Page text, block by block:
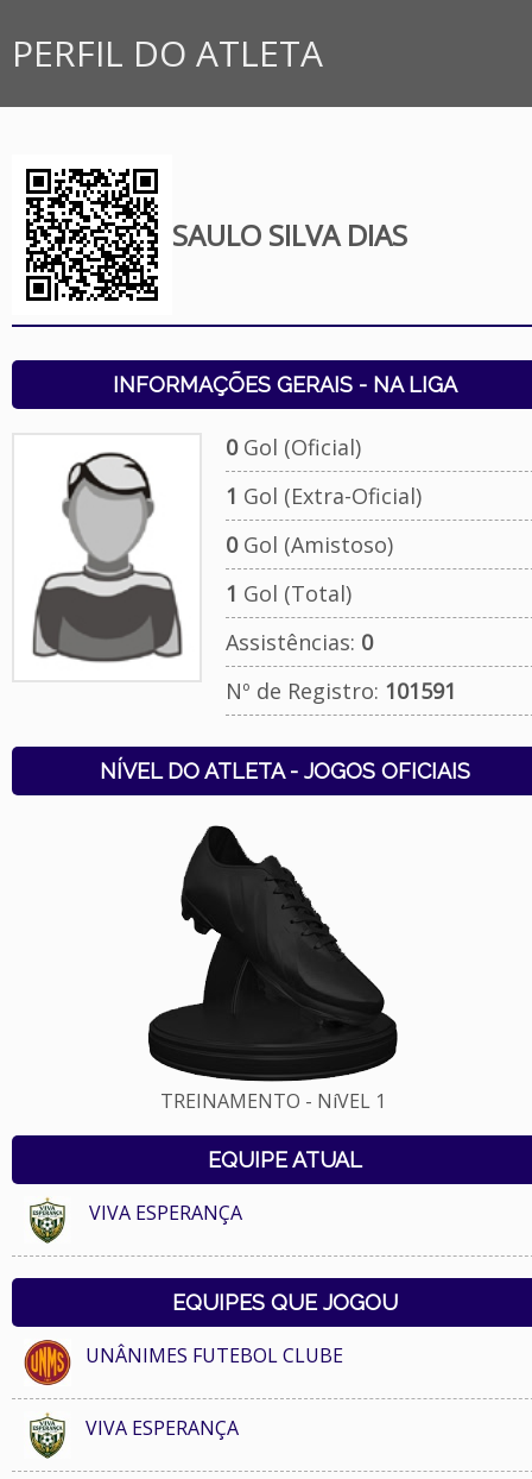
PERFIL DO ATLETA
SAULO SILVA DIAS
INFORMAÇÕES GERAIS - NA LIGA
0Gol (Oficial)
1 Gol (Extra-Oficial)
0Gol (Amistoso)
1 Gol (Total)
Assistências: 0
Nº de Registro: 101591
NÍVEL DO ATLETA - JOGOS OFICIAIS
TREINAMENTO - NíVEL 1
EQUIPE ATUAL
VIVA ESPERANÇA
EQUIPES QUE JOGOU
UNÂNIMES FUTEBOL CLUBE
VIVA ESPERANÇA